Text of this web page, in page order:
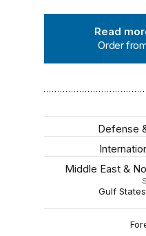
Read
Order
Defense
Middle East &
Gulf States